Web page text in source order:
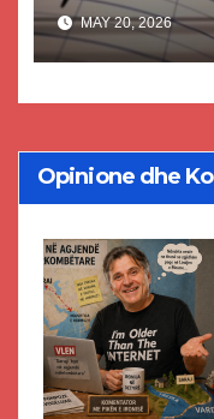
MAY 20, 2026
Opinione dhe